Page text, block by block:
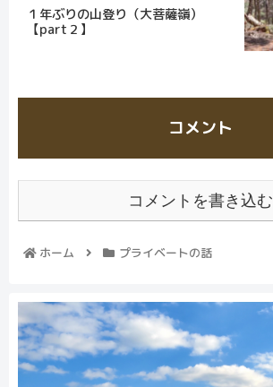
１年ぶりの山登り（大菩薩嶺）
【part２】
コメント
コメントを書き込む
ホーム プライベートの話